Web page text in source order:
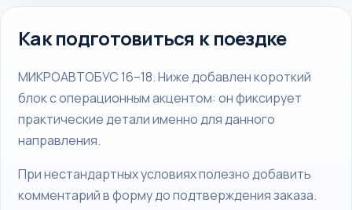
Как подготовиться к поездке
МИКРОАВТОБУС 16–18. Ниже добавлен короткий
блок с операционным акцентом: он фиксирует
практические детали именно для данного
направления.
При нестандартных условиях полезно добавить
комментарий в форму до подтверждения заказа.